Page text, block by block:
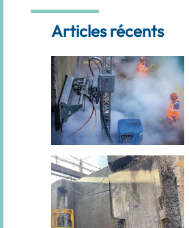
Articles récents